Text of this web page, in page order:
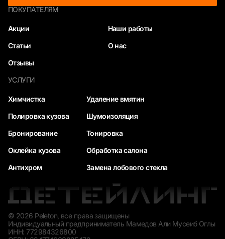
УСЛУГИ
Химчистка
Полировка кузова
Бронирование
Оклейка кузова
Антихром
Удаление вмятин
Шумоизоляция
Тонировка
Обработка салона
Замена лобового стекла
ПОКУПАТЕЛЯМ
Акции
Наши работы
Статьи
О нас
Отзывы
© 2026 Peleton, все права защищены
Индивидуальный предприниматель Мамедов Али Мусеиб Оглы
ИНН: 772984326800